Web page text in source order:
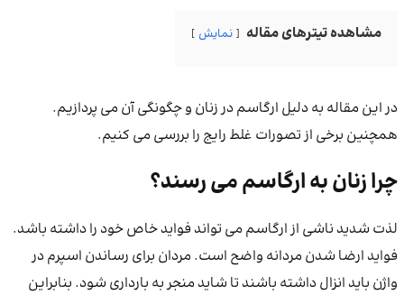
مشاهده تیترهای مقاله نمایش
در این مقاله به دلیل ارگاسم در زنان و چگونگی آن می پردازیم.
همچنین برخی از تصورات غلط رایج را بررسی می کنیم.
چرا زنان به ارگاسم می رسند؟
لذت شدید ناشی از ارگاسم می تواند فواید خاص خود را داشته باشد.
فواید ارضا شدن مردانه واضح است. مردان برای رساندن اسپرم در
واژن باید انزال داشته باشند تا شاید منجر به بارداری شود. بنابراین